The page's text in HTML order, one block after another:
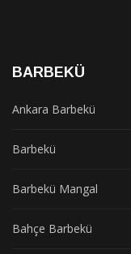
BARBEKÜ
Ankara Barbekü
Barbekü
Barbekü Mangal
Bahçe Barbekü